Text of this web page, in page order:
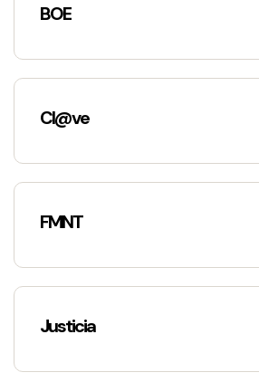
BOE
Cl@ve
FMNT
Justicia